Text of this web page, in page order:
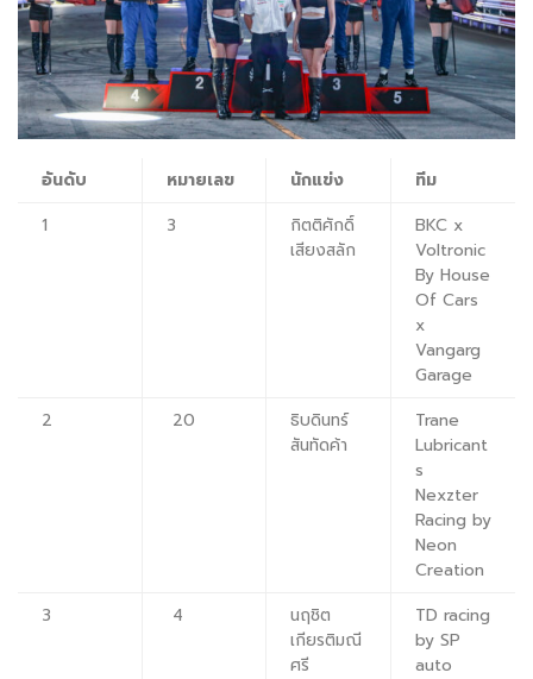
อันดับ หมายเลข นักแข่ง
ทีม
1
3
กิตติศักดิ์
เสียงสลัก
BKC x
Voltronic
By House
Of Cars
x
Vangarg
Garage
2
20
ธิบดินทร์
สันทัดค้า
Trane
Lubricant
s
Nexzter
Racing by
Neon
Creation
3
4
นฤชิต
เกียรติมณี
ศรี
TD racing
by SP
auto